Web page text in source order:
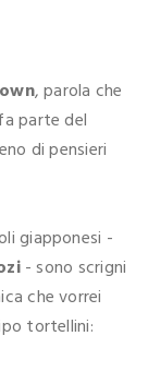
, parola che
parte del
di pensieri
giapponesi -
- sono scrigni
che vorrei
tortellini: